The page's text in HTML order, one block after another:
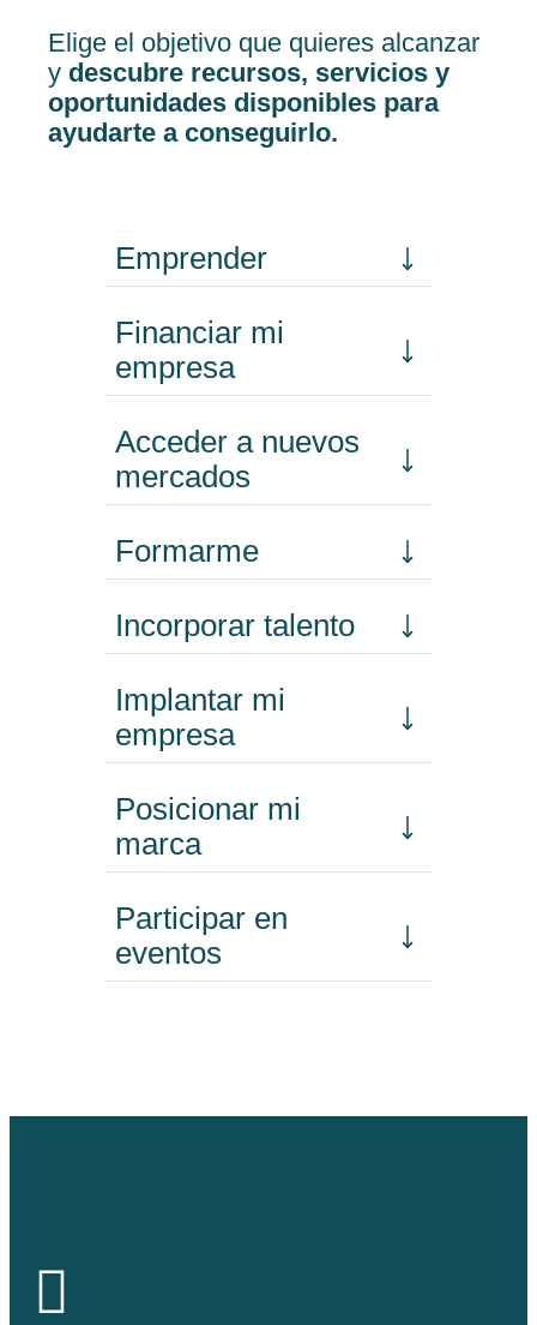
Elige el objetivo que quieres alcanzar
y descubre recursos, servicios y
oportunidades disponibles para
ayudarte a conseguirlo.
Emprender
Financiar mi
empresa
Acceder a nuevos
mercados
Formarme
Incorporar talento
Implantar mi
empresa
Posicionar mi
marca
Participar en
eventos